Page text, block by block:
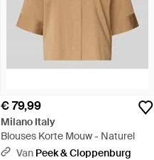
€ 79,99
Milano Italy
Blouses Korte Mouw - Naturel
Van Peek & Cloppenburg